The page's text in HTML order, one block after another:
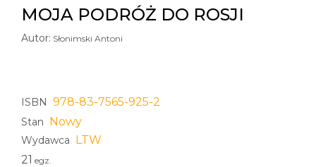
MOJA PODRÓŻ DO ROSJI
Autor: Słonimski Antoni
ISBN 978-83-7565-925-2
Stan Nowy
Wydawca LTW
21 egz.